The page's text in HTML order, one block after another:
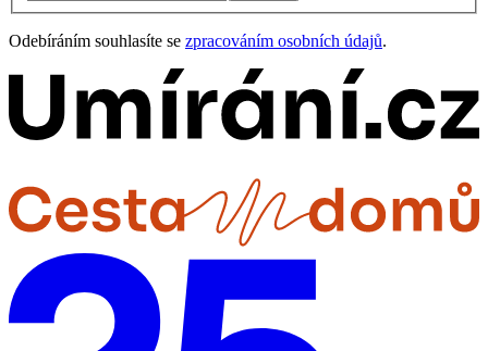
Odebíráním souhlasíte se zpracováním osobních údajů.